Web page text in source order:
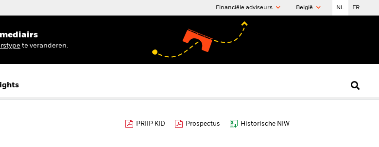
Financiële adviseurs België NL FR
te veranderen.
PRIIP KID Prospectus Historische NIW